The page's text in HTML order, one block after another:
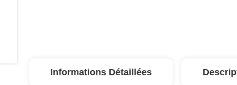
Informations Détaillées